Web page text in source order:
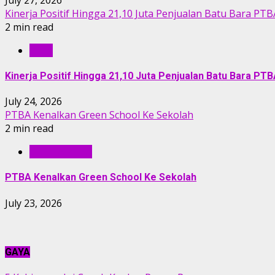
Kinerja Positif Hingga 21,10 Juta Penjualan Batu Bara
2 min read
Kinerja Positif Hingga 21,10 Juta Penjualan Batu Bara
July 24, 2026
PTBA Kenalkan Green School Ke Sekolah
2 min read
PTBA Kenalkan Green School Ke Sekolah
July 23, 2026
GAYA